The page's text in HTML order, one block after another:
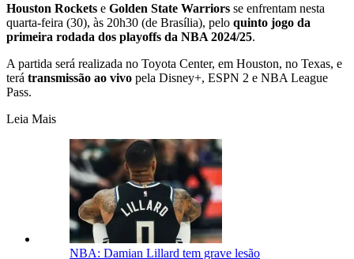
Houston Rockets e Golden State Warriors se enfrentam nesta
quarta-feira (30), às 20h30 (de Brasília), pelo quinto jogo da
primeira rodada dos playoffs da NBA 2024/25.
A partida será realizada no Toyota Center, em Houston, no Texas, e
terá transmissão ao vivo pela Disney+, ESPN 2 e NBA League
Pass.
Leia Mais
NBA: Damian Lillard tem grave lesão